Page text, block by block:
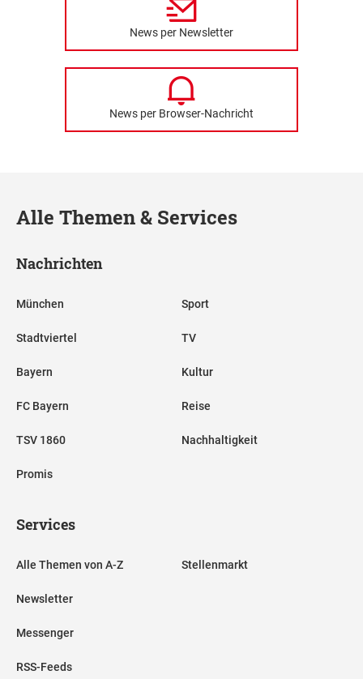
News per Newsletter
News per Browser-Nachricht
Alle Themen & Services
Nachrichten
München
Stadtviertel
Bayern
FC Bayern
TSV 1860
Promis
Sport
TV
Kultur
Reise
Nachhaltigkeit
Services
Alle Themen von A-Z
Newsletter
Messenger
RSS-Feeds
Stellenmarkt